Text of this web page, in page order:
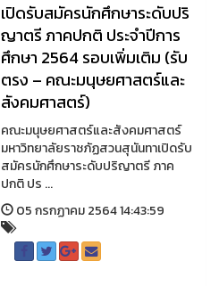
เปิดรับสมัครนักศึกษาระดับปริ
ญาตรี ภาคปกติ ประจำปีการ
ศึกษา 2564 รอบเพิ่มเติม (รับ
ตรง – คณะมนุษยศาสตร์และ
สังคมศาสตร์)
คณะมนุษยศาสตร์และสังคมศาสตร์
มหาวิทยาลัยราชภัฏสวนสุนันทาเปิดรับ
สมัครนักศึกษาระดับปริญาตรี ภาค
ปกติ ปร ...
05 กรกฏาคม 2564 14:43:59